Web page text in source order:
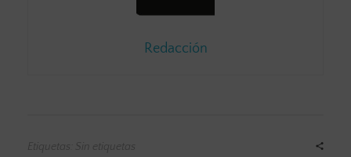
Redacción
Etiquetas: Sin etiquetas